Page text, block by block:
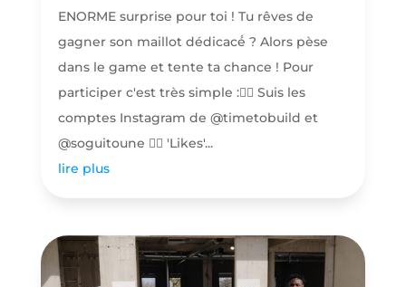
ENORME surprise pour toi ! Tu rêves de
gagner son maillot dédicacé́ ? Alors pèse
dans le game et tente ta chance ! Pour
participer c'est très simple :👷‍♂️ Suis les
comptes Instagram de @timetobuild et
@soguitoune 👷‍♂️ 'Likes'...
lire plus